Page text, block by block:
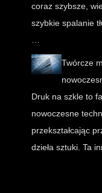
coraz szybsze,
szybkie spalanie
Twórcze
Druk na szkle to
nowoczesne
przekształcając
dzieła sztuki. Ta